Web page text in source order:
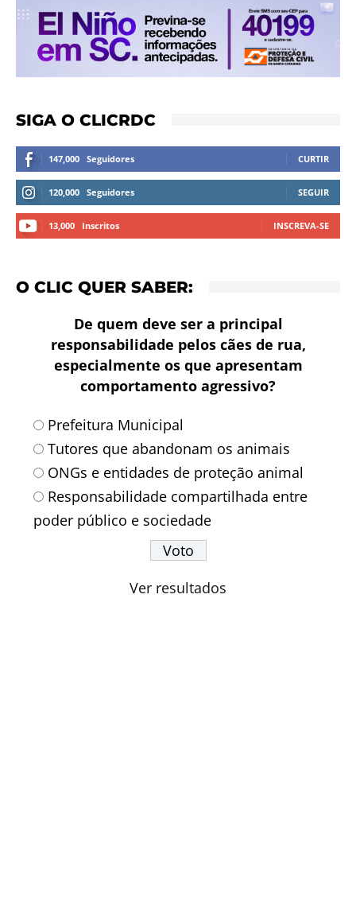
SIGA O CLICRDC
147,000 Seguidores CURTIR
120,000 Seguidores SEGUIR
13,000 Inscritos INSCREVA-SE
O CLIC QUER SABER:
De quem deve ser a principal
responsabilidade pelos cães de rua,
especialmente os que apresentam
comportamento agressivo?
Prefeitura Municipal
Tutores que abandonam os animais
ONGs e entidades de proteção animal
Responsabilidade compartilhada entre
poder público e sociedade
Ver resultados